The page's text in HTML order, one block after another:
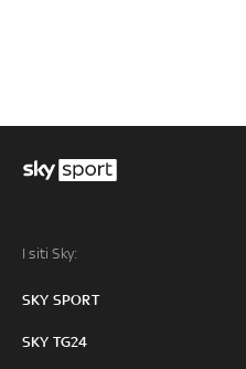
I siti Sky:
SKY SPORT
SKY TG24